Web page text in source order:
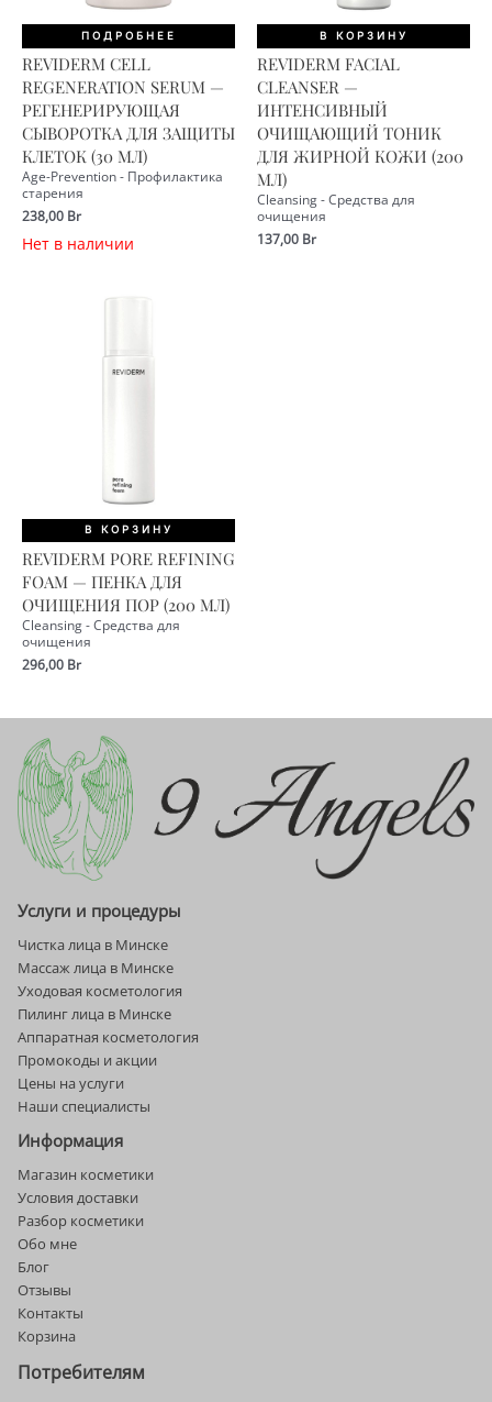
ПОДРОБНЕЕ
REVIDERM CELL
REGENERATION SERUM —
РЕГЕНЕРИРУЮЩАЯ
СЫВОРОТКА ДЛЯ ЗАЩИТЫ
КЛЕТОК (30 МЛ)
Age-Prevention - Профилактика
старения
238,00 Br
Нет в наличии
В КОРЗИНУ
REVIDERM FACIAL
CLEANSER —
ИНТЕНСИВНЫЙ
ОЧИЩАЮЩИЙ ТОНИК
ДЛЯ ЖИРНОЙ КОЖИ (200
МЛ)
Cleansing - Средства для
очищения
137,00 Br
В КОРЗИНУ
REVIDERM PORE REFINING
FOAM — ПЕНКА ДЛЯ
ОЧИЩЕНИЯ ПОР (200 МЛ)
Cleansing - Средства для
очищения
296,00 Br
Услуги и процедуры
Чистка лица в Минске
Массаж лица в Минске
Уходовая косметология
Пилинг лица в Минске
Аппаратная косметология
Промокоды и акции
Цены на услуги
Наши специалисты
Информация
Магазин косметики
Условия доставки
Разбор косметики
Обо мне
Блог
Отзывы
Контакты
Корзина
Потребителям